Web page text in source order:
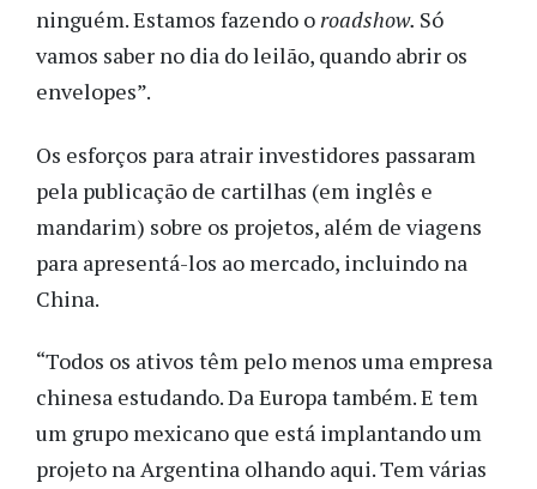
ninguém. Estamos fazendo oroadshow. Só
vamos saber no dia do leilão, quando abrir os
envelopes”.
Os esforços para atrair investidores passaram
pela publicação de cartilhas (em inglês e
mandarim) sobre os projetos, além de viagens
para apresentá-los ao mercado, incluindo na
China.
“Todos os ativos têm pelo menos uma empresa
chinesa estudando. Da Europa também. E tem
um grupo mexicano que está implantando um
projeto na Argentina olhando aqui. Tem várias